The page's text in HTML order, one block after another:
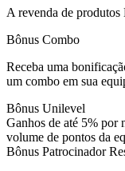
A revenda de
Bônus Combo
Receba uma
um combo em sua
Bônus Unilevel
Ganhos de até 5% por
volume de pontos da
Bônus Patrocinador